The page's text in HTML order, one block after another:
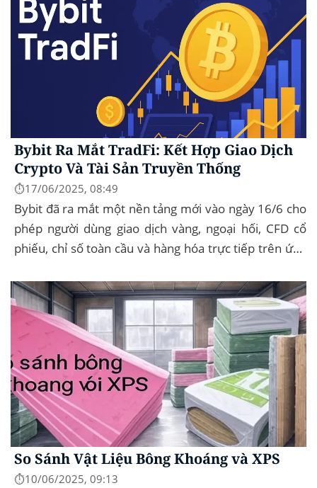
Bybit Ra Mắt TradFi: Kết Hợp Giao Dịch
Crypto Và Tài Sản Truyền Thống
⏱️17/06/2025, 08:49
Bybit đã ra mắt một nền tảng mới vào ngày 16/6 cho
phép người dùng giao dịch vàng, ngoại hối, CFD cổ
phiếu, chỉ số toàn cầu và hàng hóa trực tiếp trên ứng
So Sánh Vật Liệu Bông Khoáng và XPS
⏱️10/06/2025, 09:13